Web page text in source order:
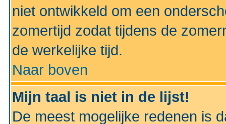
niet ontwikkeld om een
zomertijd zodat tijdens de
de werkelijke tijd.
Naar boven
Mijn taal is niet in de lijst!
De meest mogelijke redenen is